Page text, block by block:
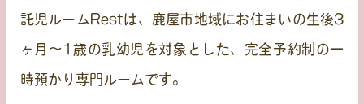
託児ルームRestは、鹿屋市地域にお住まいの生後3
ヶ月〜1歳の乳幼児を対象とした、 完全予約制の一
時預かり専門ルームです。